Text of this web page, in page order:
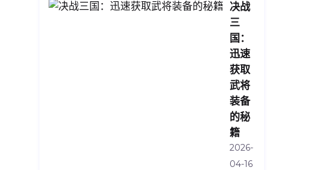
决战
三
国：
迅速
获取
武将
装备
的秘
籍
2026-
04-16